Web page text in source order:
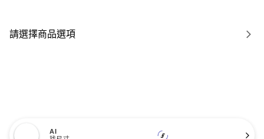
請選擇商品選項
AI